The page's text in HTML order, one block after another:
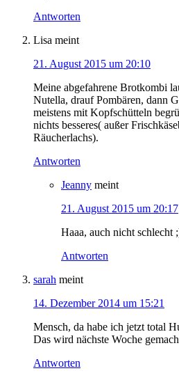
Antworten
Lisa meint
21. August 2015 um 20:10
Meine abgefahrene Brotkombi
Nutella, drauf Pombären, dann
meistens mit Kopfschütteln
nichts besseres( außer
Räucherlachs).
Antworten
Jeanny meint
21. August 2015 um 20:17
Haaa, auch nicht schlecht
Antworten
sarah meint
14. Dezember 2014 um 15:21
Mensch, da habe ich jetzt total
Das wird nächste Woche
Antworten